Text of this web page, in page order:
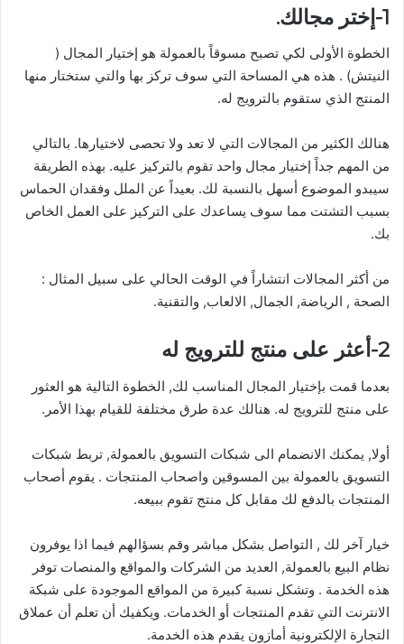
1-إختر مجالك.
الخطوة الأولى لكي تصبح مسوقاً بالعمولة هو إختيار المجال (
النيتش) . هذه هي المساحة التي سوف تركز بها والتي ستختار منها
المنتج الذي ستقوم بالترويج له.
هنالك الكثير من المجالات التي لا تعد ولا تحصى لاختيارها. بالتالي
من المهم جداً إختيار مجال واحد تقوم بالتركيز عليه. بهذه الطريقة
سيبدو الموضوع أسهل بالنسبة لك. بعيداً عن الملل وفقدان الحماس
بسبب التشتت مما سوف يساعدك على التركيز على العمل الخاص
بك.
من أكثر المجالات انتشاراً في الوقت الحالي على سبيل المثال :
الصحة , الرياضة, الجمال, الالعاب, والتقنية.
2-أعثر على منتج للترويج له
بعدما قمت بإختيار المجال المناسب لك, الخطوة التالية هو العثور
على منتج للترويج له. هنالك عدة طرق مختلفة للقيام بهذا الأمر.
أولا, يمكنك الانضمام الى شبكات التسويق بالعمولة, تربط شبكات
التسويق بالعمولة بين المسوقين واصحاب المنتجات . يقوم أصحاب
المنتجات بالدفع لك مقابل كل منتج تقوم ببيعه.
خيار آخر لك , التواصل بشكل مباشر وقم بسؤالهم فيما اذا يوفرون
نظام البيع بالعمولة, العديد من الشركات والمواقع والمنصات توفر
هذه الخدمة . وتشكل نسبة كبيرة من المواقع الموجودة على شبكة
الانترنت التي تقدم المنتجات أو الخدمات. ويكفيك أن تعلم أن عملاق
التجارة الإلكترونية أمازون يقدم هذه الخدمة.